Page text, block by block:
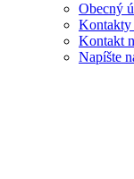
Obecný
Kontakty
Kontakt
Napíšte